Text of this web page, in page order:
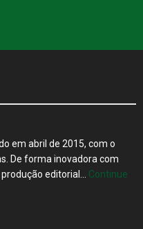
em abril de 2015, com o
De forma inovadora com
editorial… Continue